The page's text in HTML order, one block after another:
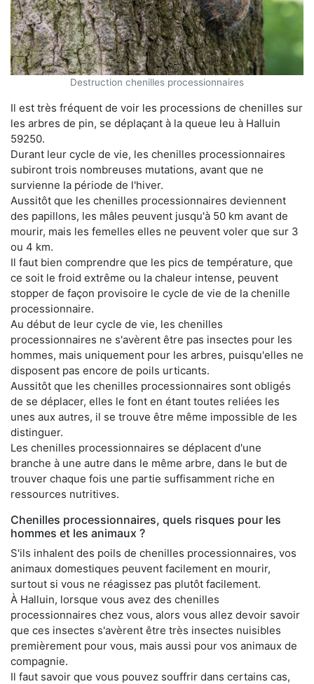
Destruction chenilles processionnaires
Il est très fréquent de voir les processions de chenilles sur
les arbres de pin, se déplaçant à la queue leu à Halluin
59250.
Durant leur cycle de vie, les chenilles processionnaires
subiront trois nombreuses mutations, avant que ne
survienne la période de l'hiver.
Aussitôt que les chenilles processionnaires deviennent
des papillons, les mâles peuvent jusqu'à 50 km avant de
mourir, mais les femelles elles ne peuvent voler que sur 3
ou 4 km.
Il faut bien comprendre que les pics de température, que
ce soit le froid extrême ou la chaleur intense, peuvent
stopper de façon provisoire le cycle de vie de la chenille
processionnaire.
Au début de leur cycle de vie, les chenilles
processionnaires ne s'avèrent être pas insectes pour les
hommes, mais uniquement pour les arbres, puisqu'elles ne
disposent pas encore de poils urticants.
Aussitôt que les chenilles processionnaires sont obligés
de se déplacer, elles le font en étant toutes reliées les
unes aux autres, il se trouve être même impossible de les
distinguer.
Les chenilles processionnaires se déplacent d'une
branche à une autre dans le même arbre, dans le but de
trouver chaque fois une partie suffisamment riche en
ressources nutritives.
Chenilles processionnaires, quels risques pour les
hommes et les animaux ?
S'ils inhalent des poils de chenilles processionnaires, vos
animaux domestiques peuvent facilement en mourir,
surtout si vous ne réagissez pas plutôt facilement.
À Halluin, lorsque vous avez des chenilles
processionnaires chez vous, alors vous allez devoir savoir
que ces insectes s'avèrent être très insectes nuisibles
premièrement pour vous, mais aussi pour vos animaux de
compagnie.
Il faut savoir que vous pouvez souffrir dans certains cas,